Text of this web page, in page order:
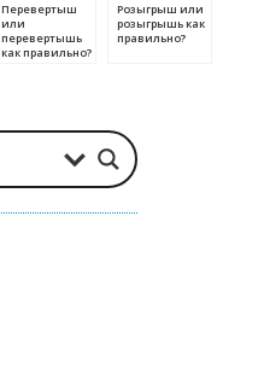
Перевертыш
или
перевертышь
как правильно?
Розыгрыш или
розыгрышь как
правильно?